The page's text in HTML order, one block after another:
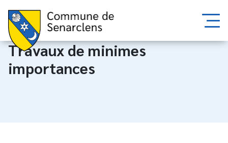
Travaux de minimes
importances